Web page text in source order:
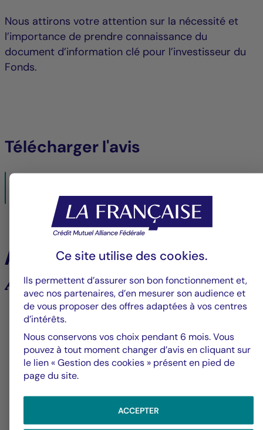
Nous attirons votre attention sur la nécessité et
l’importance de prendre connaissance du
document d’information clé pour l’investisseur du
Fonds.
Télécharger l'avis
12/04/2021- PDF145 KO
À la une
Analyses et tendances des marchés
Groupe La Française
Alerte fraude – Restez vigilants
Ce site utilise des cookies.
Ils permettent d’assurer son bon fonctionnement et,
avec nos partenaires, d’en mesurer son audience et
de vous proposer des offres adaptées à vos centres
d’intérêts.
Nous conservons vos choix pendant 6 mois. Vous
pouvez à tout moment changer d’avis en cliquant sur
le lien « Gestion des cookies » présent en pied de
page du site.
ACCEPTER